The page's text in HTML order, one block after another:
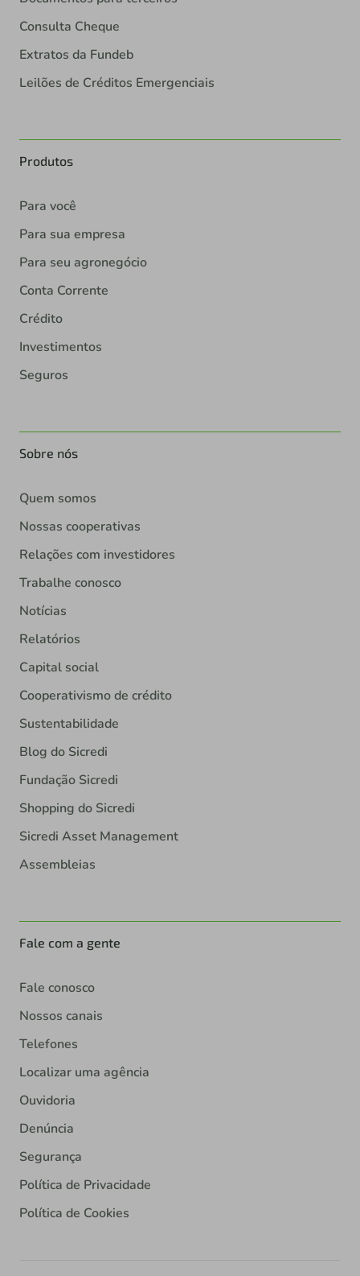
Consulta Cheque
Extratos da Fundeb
Leilões de Créditos Emergenciais
Produtos
Para você
Para sua empresa
Para seu agronegócio
Conta Corrente
Crédito
Investimentos
Seguros
Sobre nós
Quem somos
Nossas cooperativas
Relações com investidores
Trabalhe conosco
Notícias
Relatórios
Capital social
Cooperativismo de crédito
Sustentabilidade
Blog do Sicredi
Fundação Sicredi
Shopping do Sicredi
Sicredi Asset Management
Assembleias
Fale com a gente
Fale conosco
Nossos canais
Telefones
Localizar uma agência
Ouvidoria
Denúncia
Segurança
Política de Privacidade
Política de Cookies